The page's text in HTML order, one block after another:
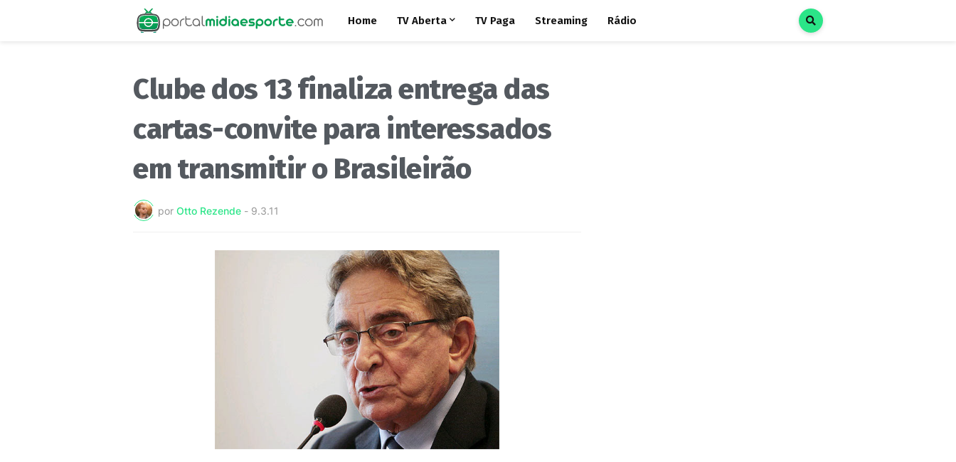
Home TV Aberta TV Paga Streaming Rádio
Clube dos 13 finaliza entrega das
cartas-convite para interessados
em transmitir o Brasileirão
por Otto Rezende - 9.3.11